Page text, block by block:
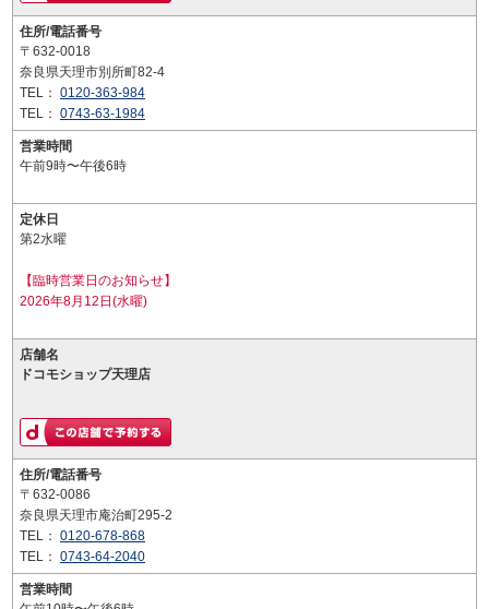
住所/電話番号
〒632-0018
奈良県天理市別所町82-4
TEL： 0120-363-984
TEL： 0743-63-1984
営業時間
午前9時〜午後6時
定休日
第2水曜
【臨時営業日のお知らせ】
2026年8月12日(水曜)
店舗名
ドコモショップ天理店
住所/電話番号
〒632-0086
奈良県天理市庵治町295-2
TEL： 0120-678-868
TEL： 0743-64-2040
営業時間